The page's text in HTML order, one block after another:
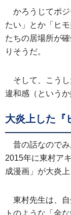
かろうじてポ
たい」とか「ヒ
たちの居場所が
りそうだ。
そして、こう
違和感（という
大炎上した『
昔の話なので
2015年に東村ア
成漫画」が大炎上
東村先生は、
トのような「金